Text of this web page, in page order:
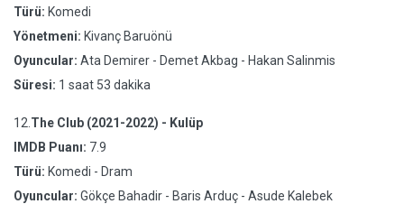
Türü: Komedi
Yönetmeni: Kivanç Baruönü
Oyuncular: Ata Demirer - Demet Akbag - Hakan Salinmis
Süresi: 1 saat 53 dakika
12. The Club (2021-2022) - Kulüp
IMDB Puanı: 7.9
Türü: Komedi - Dram
Oyuncular: Gökçe Bahadir - Baris Arduç - Asude Kalebek